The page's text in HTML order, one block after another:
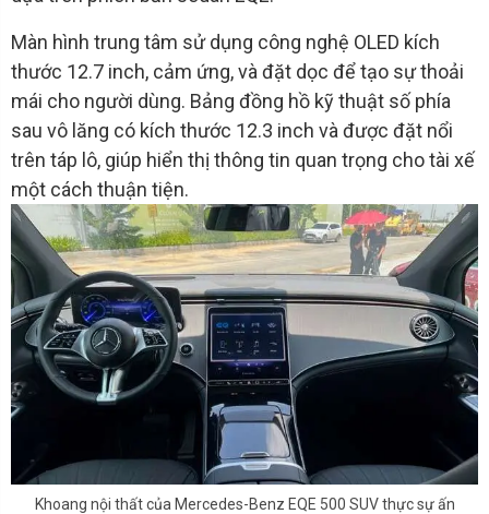
Màn hình trung tâm sử dụng công nghệ OLED kích
thước 12.7 inch, cảm ứng, và đặt dọc để tạo sự thoải
mái cho người dùng. Bảng đồng hồ kỹ thuật số phía
sau vô lăng có kích thước 12.3 inch và được đặt nổi
trên táp lô, giúp hiển thị thông tin quan trọng cho tài xế
một cách thuận tiện.
Khoang nội thất của Mercedes-Benz EQE 500 SUV thực sự ấn